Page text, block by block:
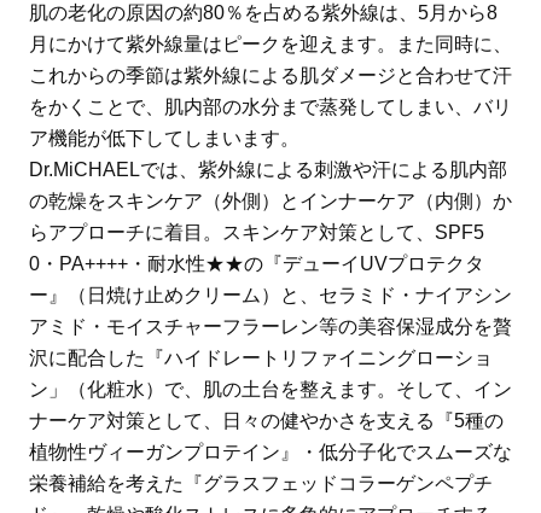
肌の老化の原因の約80％を占める紫外線は、5月から8
月にかけて紫外線量はピークを迎えます。また同時に、
これからの季節は紫外線による肌ダメージと合わせて汗
をかくことで、肌内部の水分まで蒸発してしまい、バリ
ア機能が低下してしまいます。
Dr.MiCHAELでは、紫外線による刺激や汗による肌内部
の乾燥をスキンケア（外側）とインナーケア（内側）か
らアプローチに着目。スキンケア対策として、SPF5
0・PA++++・耐水性★★の『デューイUVプロテクタ
ー』（日焼け止めクリーム）と、セラミド・ナイアシン
アミド・モイスチャーフラーレン等の美容保湿成分を贅
沢に配合した『ハイドレートリファイニングローショ
ン」（化粧水）で、肌の土台を整えます。そして、イン
ナーケア対策として、日々の健やかさを支える『5種の
植物性ヴィーガンプロテイン』・低分子化でスムーズな
栄養補給を考えた『グラスフェッドコラーゲンペプチ